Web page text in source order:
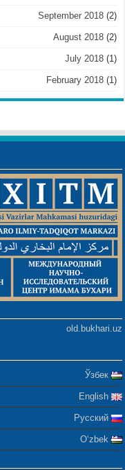
September 2018(2)
August 2018(2)
July 2018(1)
February 2018(1)
old.bukhari.uz
Ўзбек
English
Русский
Oʻzbek